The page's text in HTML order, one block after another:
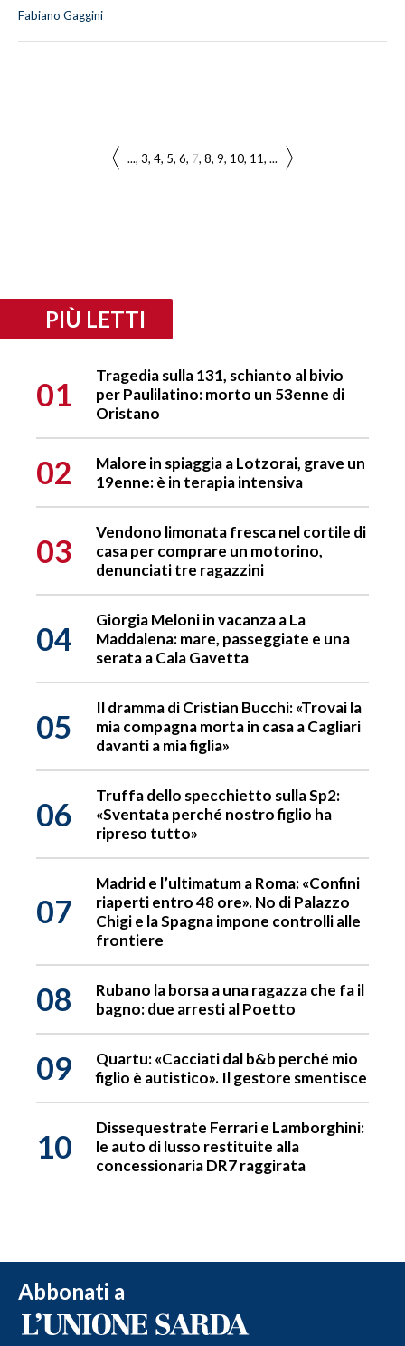
Fabiano Gaggini
... 3 4 5 6 7 8 9 10 11 ...
PIÙ LETTI
01
Tragedia sulla 131, schianto al bivio
per Paulilatino: morto un 53enne di
Oristano
02
Malore in spiaggia a Lotzorai, grave un
19enne: è in terapia intensiva
03
Vendono limonata fresca nel cortile di
casa per comprare un motorino,
denunciati tre ragazzini
04
Giorgia Meloni in vacanza a La
Maddalena: mare, passeggiate e una
serata a Cala Gavetta
05
Il dramma di Cristian Bucchi: «Trovai la
mia compagna morta in casa a Cagliari
davanti a mia figlia»
06
Truffa dello specchietto sulla Sp2:
«Sventata perché nostro figlio ha
ripreso tutto»
07
Madrid e l’ultimatum a Roma: «Confini
riaperti entro 48 ore». No di Palazzo
Chigi e la Spagna impone controlli alle
frontiere
08
Rubano la borsa a una ragazza che fa il
bagno: due arresti al Poetto
09
Quartu: «Cacciati dal b&b perché mio
figlio è autistico». Il gestore smentisce
10
Dissequestrate Ferrari e Lamborghini:
le auto di lusso restituite alla
concessionaria DR7 raggirata
Abbonati a